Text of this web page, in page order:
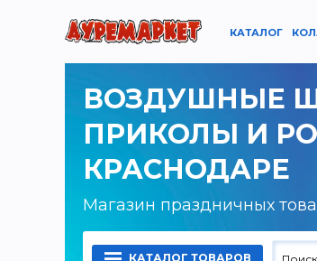
КАТАЛОГ
ВОЗДУШНЫЕ
ПРИКОЛЫ И
КРАСНОДАРЕ
Магазин праздничных
КАТАЛОГ ТОВАРОВ